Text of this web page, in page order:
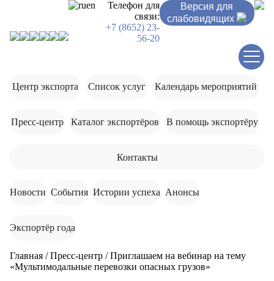
ruen
Телефон для
связи:
+7 (8652) 23-
56-20
Версия для
слабовидящих
Центр экспорта Список услуг Календарь мероприятий
Пресс-центр Каталог экспортёров В помощь экспортёру
Контакты
Новости События Истории успеха Анонсы
Экспортёр года
Главная /Пресс-центр /Приглашаем на вебинар на тему
«Мультимодальные перевозки опасных грузов»